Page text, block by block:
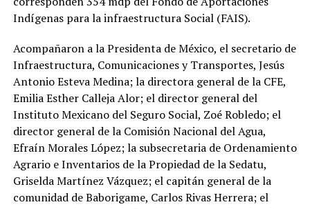
Indígenas para la infraestructura Social (FAIS).
Acompañaron a la Presidenta de México, el secretario de
Infraestructura, Comunicaciones y Transportes, Jesús
Antonio Esteva Medina; la directora general de la CFE,
Emilia Esther Calleja Alor; el director general del
Instituto Mexicano del Seguro Social, Zoé Robledo; el
director general de la Comisión Nacional del Agua,
Efraín Morales López; la subsecretaria de Ordenamiento
Agrario e Inventarios de la Propiedad de la Sedatu,
Griselda Martínez Vázquez; el capitán general de la
comunidad de Baborigame, Carlos Rivas Herrera; el